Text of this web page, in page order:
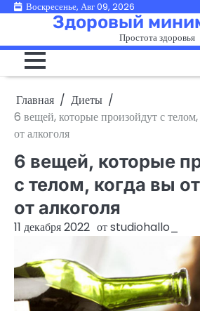
ПерейтиВоскресенье, Авг 09, 2026
Здоровый
Простота здоровья
Главная
Диеты
6 вещей, которые произойдут с
от алкоголя
6 вещей, которые
с телом, когда вы
от алкоголя
11 декабря 2022 отstudiohallo_